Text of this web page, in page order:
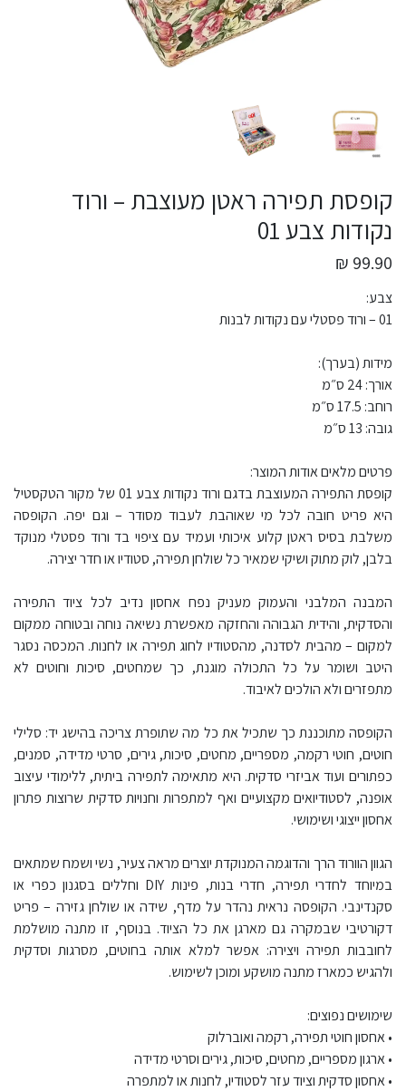
קופסת תפירה ראטן מעוצבת – ורוד
נקודות צבע 01
99.90 ₪
צבע:
01 – ורוד פסטלי עם נקודות לבנות
מידות (בערך):
אורך: 24 ס״מ
רוחב: 17.5 ס״מ
גובה: 13 ס״מ
פרטים מלאים אודות המוצר:
קופסת התפירה המעוצבת בדגם ורוד נקודות צבע 01 של מקור הטקסטיל
היא פריט חובה לכל מי שאוהבת לעבוד מסודר – וגם יפה. הקופסה
משלבת בסיס ראטן קלוע איכותי ועמיד עם ציפוי בד ורוד פסטלי מנוקד
בלבן, לוק מתוק ושיקי שמאיר כל שולחן תפירה, סטודיו או חדר יצירה.
המבנה המלבני והעמוק מעניק נפח אחסון נדיב לכל ציוד התפירה
והסדקית, והידית הגבוהה והחזקה מאפשרת נשיאה נוחה ובטוחה ממקום
למקום – מהבית לסדנה, מהסטודיו לחוג תפירה או לחנות. המכסה נסגר
היטב ושומר על כל התכולה מוגנת, כך שמחטים, סיכות וחוטים לא
מתפזרים ולא הולכים לאיבוד.
הקופסה מתוכננת כך שתכיל את כל מה שתופרת צריכה בהישג יד: סלילי
חוטים, חוטי רקמה, מספריים, מחטים, סיכות, גירים, סרטי מדידה, סמנים,
כפתורים ועוד אביזרי סדקית. היא מתאימה לתפירה ביתית, ללימודי עיצוב
אופנה, לסטודיואים מקצועיים ואף למתפרות וחנויות סדקית שרוצות פתרון
אחסון ייצוגי ושימושי.
הגוון הוורוד הרך והדוגמה המנוקדת יוצרים מראה צעיר, נשי ושמח שמתאים
במיוחד לחדרי תפירה, חדרי בנות, פינות DIY וחללים בסגנון כפרי או
סקנדינבי. הקופסה נראית נהדר על מדף, שידה או שולחן גזירה – פריט
דקורטיבי שבמקרה גם מארגן את כל הציוד. בנוסף, זו מתנה מושלמת
לחובבות תפירה ויצירה: אפשר למלא אותה בחוטים, מסרגות וסדקית
ולהגיש כמארז מתנה מושקע ומוכן לשימוש.
שימושים נפוצים:
• אחסון חוטי תפירה, רקמה ואוברלוק
• ארגון מספריים, מחטים, סיכות, גירים וסרטי מדידה
• אחסון סדקית וציוד עזר לסטודיו, לחנות או למתפרה